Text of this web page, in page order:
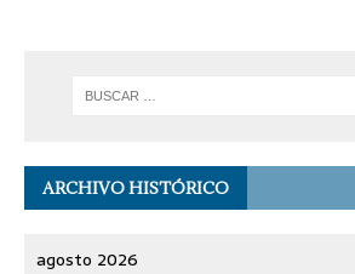
ARCHIVO HISTÓRICO
agosto 2026